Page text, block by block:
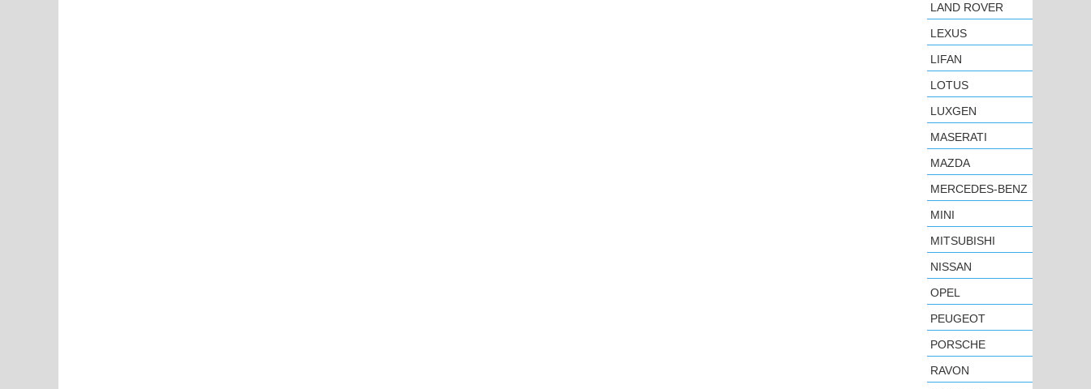
LAND ROVER
LEXUS
LIFAN
LOTUS
LUXGEN
MASERATI
MAZDA
MERCEDES-BENZ
MINI
MITSUBISHI
NISSAN
OPEL
PEUGEOT
PORSCHE
RAVON